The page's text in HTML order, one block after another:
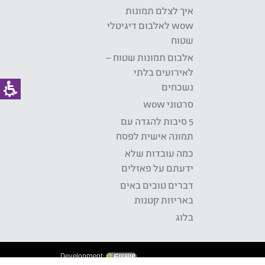
איך לצלם תמונות
wow לאלבום דיגיטלי
שטוח
אלבום תמונות שטוח –
לאירועים בלתי
נשכחים
סרטוני wow
5 סיבות להגדה עם
תמונה אישית לפסח
כמה עובדות שלא
ידעתם על פאזלים
דברים טובים באים
באריזות קטנות
בלוג
Development: